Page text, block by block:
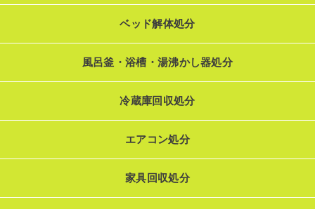
ベッド解体処分
風呂釜・浴槽・湯沸かし器処分
冷蔵庫回収処分
エアコン処分
家具回収処分